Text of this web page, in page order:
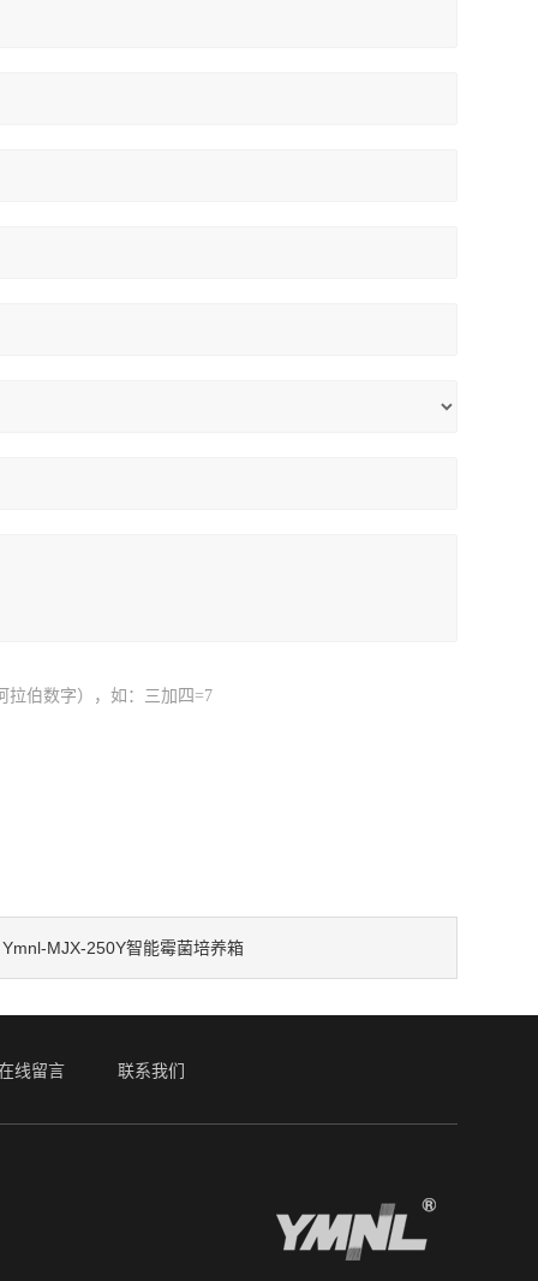
拉伯数字），如：三加四=7
Ymnl-MJX-250Y智能霉菌培养箱
线留言 联系我们